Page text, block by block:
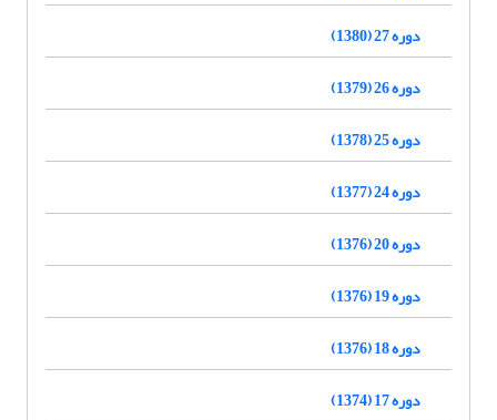
دوره 27 (1380)
دوره 26 (1379)
دوره 25 (1378)
دوره 24 (1377)
دوره 20 (1376)
دوره 19 (1376)
دوره 18 (1376)
دوره 17 (1374)